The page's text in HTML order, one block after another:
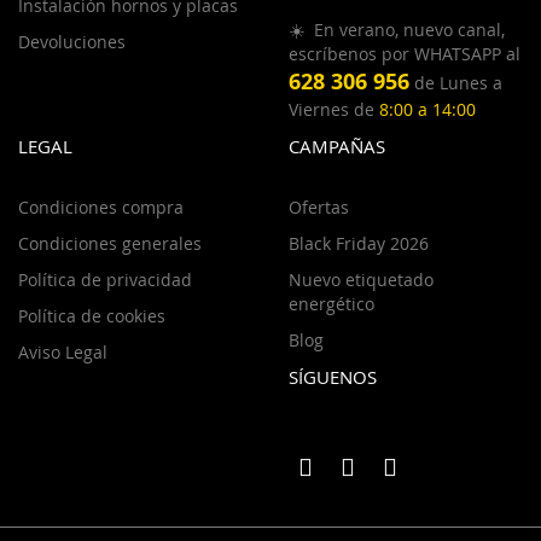
Instalación hornos y placas
Devoluciones
☀️ En verano, nuevo canal,
escríbenos por WHATSAPP al
628 306 956 de Lunes a
Viernes de 8:00 a 14:00
LEGAL
Condiciones compra
Condiciones generales
Política de privacidad
Política de cookies
Aviso Legal
CAMPAÑAS
Ofertas
Black Friday 2026
Nuevo etiquetado
energético
Blog
SÍGUENOS